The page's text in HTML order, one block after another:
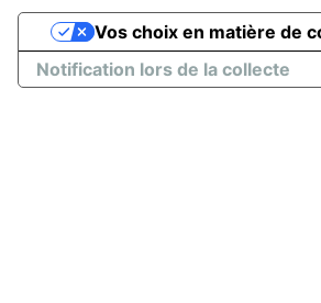
Notification lors de la collecte
Vos choix en matière de